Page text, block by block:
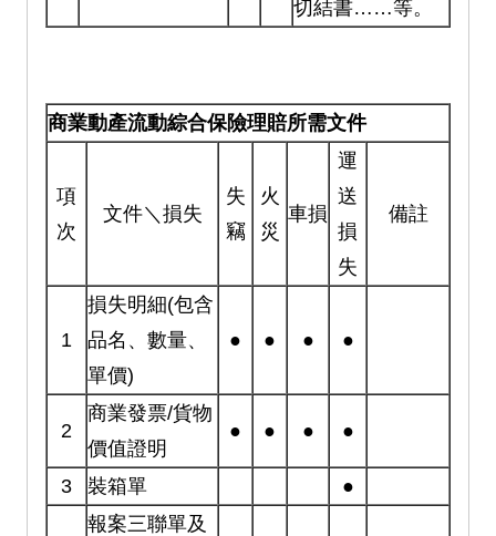
切結書……等。
商業動產流動綜合保險理賠所需文件
項
次
文件＼損失
失
竊
火
災
車損
運
送
損
失
備註
1
損失明細(包含
品名、數量、
單價)
● ● ● ●
2
商業發票/貨物
價值證明
● ● ● ●
3 裝箱單 ●
報案三聯單及